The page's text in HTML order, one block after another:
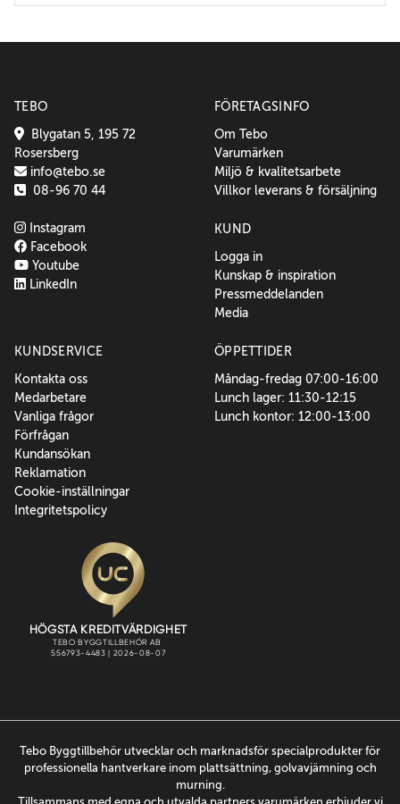
TEBO
Blygatan 5, 195 72
Rosersberg
info@tebo.se
08-96 70 44
Instagram
Facebook
Youtube
LinkedIn
FÖRETAGSINFO
Om Tebo
Varumärken
Miljö & kvalitetsarbete
Villkor leverans & försäljning
KUND
Logga in
Kunskap & inspiration
Pressmeddelanden
Media
KUNDSERVICE
Kontakta oss
Medarbetare
Vanliga frågor
Förfrågan
Kundansökan
Reklamation
Cookie-inställningar
Integritetspolicy
ÖPPETTIDER
Måndag-fredag 07:00-16:00
Lunch lager: 11:30-12:15
Lunch kontor: 12:00-13:00
Tebo Byggtillbehör utvecklar och marknadsför specialprodukter för
professionella hantverkare inom plattsättning, golvavjämning och
murning.